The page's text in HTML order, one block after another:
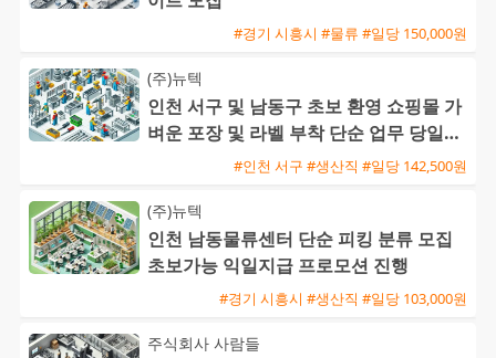
#경기 시흥시 #물류 #일당 150,000원
(주)뉴텍
인천 서구 및 남동구 초보 환영 쇼핑몰 가
벼운 포장 및 라벨 부착 단순 업무 당일지
#인천 서구 #생산직 #일당 142,500원
(주)뉴텍
인천 남동물류센터 단순 피킹 분류 모집
초보가능 익일지급 프로모션 진행
#경기 시흥시 #생산직 #일당 103,000원
주식회사 사람들